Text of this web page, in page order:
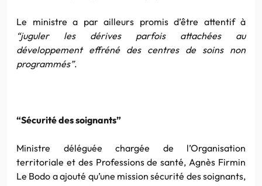
Le ministre a par ailleurs promis d’être attentif à
“juguler les dérives parfois attachées au
développement effréné des centres de soins non
programmés”.
“Sécurité des soignants”
Ministre déléguée chargée de l’Organisation
territoriale et des Professions de santé, Agnès Firmin
Le Bodo a ajouté qu’une mission sécurité des soignants,